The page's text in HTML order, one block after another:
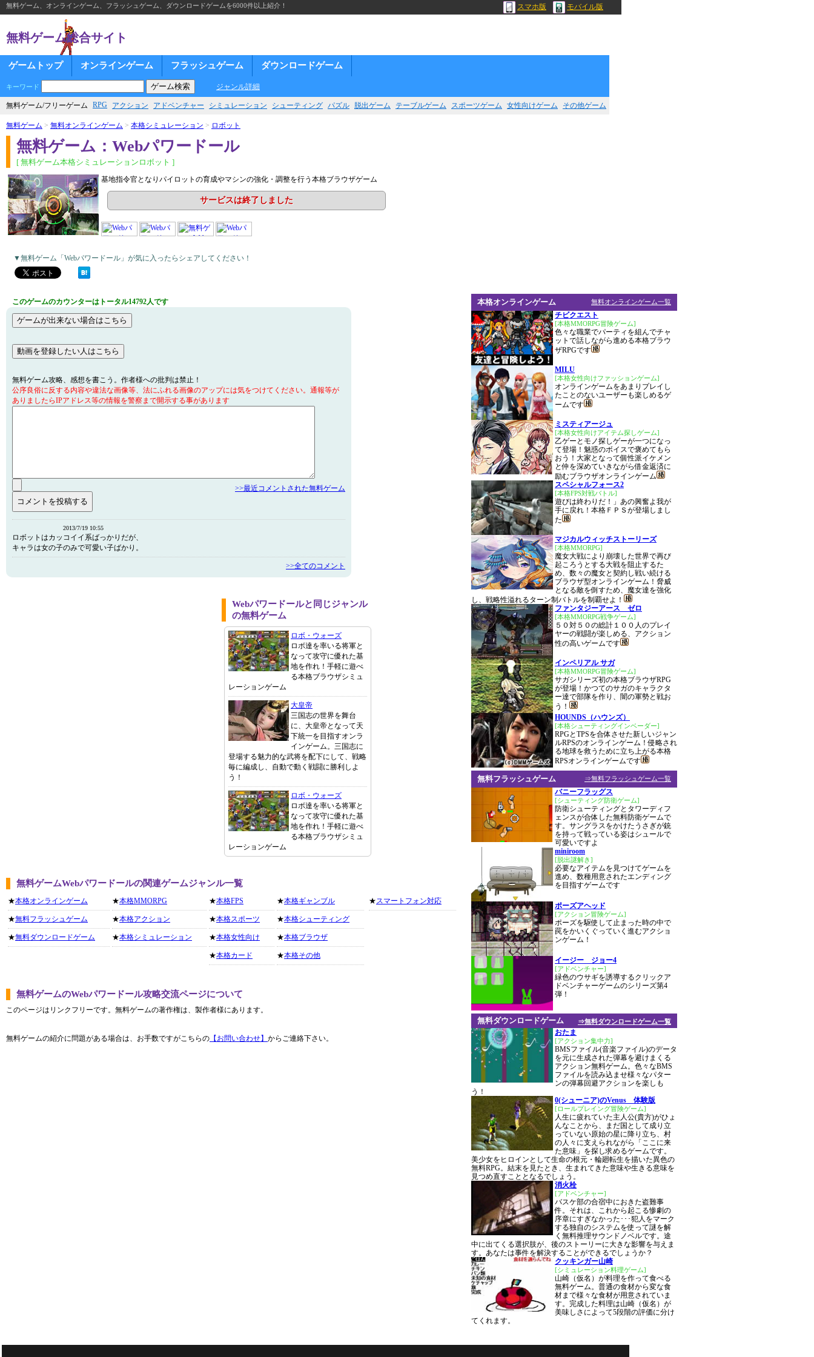
無料ゲーム、オンラインゲーム、フラッシュゲーム、ダウンロードゲームを6000件以上紹介！ スマホ版 モバイル版
無料ゲーム総合サイト
ゲームトップ オンラインゲーム フラッシュゲーム ダウンロードゲーム
キーワード ジャンル詳細
無料ゲーム/フリーゲーム RPG アクション アドベンチャー シミュレーション シューティング パズル 脱出ゲーム テーブルゲーム スポーツゲーム 女性向けゲーム その他ゲーム
無料ゲーム > 無料オンラインゲーム > 本格シミュレーション > ロボット
無料ゲーム：Webパワードール
[ 無料ゲーム本格シミュレーションロボット ]
基地指令官となりパイロットの育成やマシンの強化・調整を行う本格ブラウザゲーム
サービスは終了しました
▼無料ゲーム「Webパワードール」が気に入ったらシェアしてください！
このゲームのカウンターはトータル14792人です
無料ゲーム攻略、感想を書こう。作者様への批判は禁止！
公序良俗に反する内容や違法な画像等、法にふれる画像のアップには気をつけてください。通報等が
ありましたらIPアドレス等の情報を警察まで開示する事があります
>>最近コメントされた無料ゲーム
2013/7/19 10:55
ロボットはカッコイイ系ばっかりだが、
キャラは女の子のみで可愛い子ばかり。
>>全てのコメント
Webパワードールと同じジャンル
の無料ゲーム
ロボ・ウォーズ
ロボ達を率いる将軍と
なって攻守に優れた基
地を作れ！手軽に遊べ
る本格ブラウザシミュ
レーションゲーム
大皇帝
三国志の世界を舞台
に、大皇帝となって天
下統一を目指すオンラ
インゲーム。三国志に
登場する魅力的な武将を配下にして、戦略
毎に編成し、自動で動く戦闘に勝利しよ
う！
ロボ・ウォーズ
ロボ達を率いる将軍と
なって攻守に優れた基
地を作れ！手軽に遊べ
る本格ブラウザシミュ
レーションゲーム
無料ゲームWebパワードールの関連ゲームジャンル一覧
★本格オンラインゲーム
★無料フラッシュゲーム
★無料ダウンロードゲーム
★本格MMORPG
★本格アクション
★本格シミュレーション
★本格FPS
★本格スポーツ
★本格女性向け
★本格カード
★本格ギャンブル
★本格シューティング
★本格ブラウザ
★本格その他
★スマートフォン対応
無料ゲームのWebパワードール攻略交流ページについて
このページはリンクフリーです。無料ゲームの著作権は、製作者様にあります。
無料ゲームの紹介に問題がある場合は、お手数ですがこちらの 【お問い合わせ】 からご連絡下さい。
無料オンラインゲーム一覧
本格オンラインゲーム
チビクエスト
[本格MMORPG冒険ゲーム]
色々な職業でパーティを組んでチャ
ットで話しながら進める本格ブラウ
ザRPGです
MILU
[本格女性向けファッションゲーム]
オンラインゲームをあまりプレイし
たことのないユーザーも楽しめるゲ
ームです
ミスティアージュ
[本格女性向けアイテム探しゲーム]
乙ゲーとモノ探しゲーが一つになっ
て登場！魅惑のボイスで褒めてもら
おう！大家となって個性派イケメン
と仲を深めていきながら借金返済に
励むブラウザオンラインゲーム
スペシャルフォース2
[本格FPS対戦バトル]
遊びは終わりだ！」あの興奮よ我が
手に戻れ！本格ＦＰＳが登場しまし
た
マジカルウィッチストーリーズ
[本格MMORPG]
魔女大戦により崩壊した世界で再び
起ころうとする大戦を阻止するた
め、数々の魔女と契約し戦い続ける
ブラウザ型オンラインゲーム！脅威
となる敵を倒すため、魔女達を強化
し、戦略性溢れるターン制バトルを制覇せよ！
ファンタジーアース ゼロ
[本格MMORPG戦争ゲーム]
５０対５０の総計１００人のプレイ
ヤーの戦闘が楽しめる、アクション
性の高いゲームです
インペリアル サガ
[本格MMORPG冒険ゲーム]
サガシリーズ初の本格ブラウザRPG
が登場！かつてのサガのキャラクタ
ー達で部隊を作り、闇の軍勢と戦お
う！
HOUNDS（ハウンズ）
[本格シューティングインベーダー]
RPGとTPSを合体させた新しいジャン
ルRPSのオンラインゲーム！侵略され
る地球を救うために立ち上がる本格
RPSオンラインゲームです
⇒無料フラッシュゲーム一覧
無料フラッシュゲーム
バニーフラッグス
[シューティング防衛ゲーム]
防衛シューティングとタワーディフ
ェンスが合体した無料防衛ゲームで
す。サングラスをかけたうさぎが銃
を持って戦っている姿はシュールで
可愛いですよ
miniroom
[脱出謎解き]
必要なアイテムを見つけてゲームを
進め、数種用意されたエンディング
を目指すゲームです
ポーズアヘッド
[アクション冒険ゲーム]
ポーズを駆使して止まった時の中で
罠をかいくぐっていく進むアクショ
ンゲーム！
イージー ジョー4
[アドベンチャー]
緑色のウサギを誘導するクリックア
ドベンチャーゲームのシリーズ第4
弾！
⇒無料ダウンロードゲーム一覧
無料ダウンロードゲーム
おたま
[アクション集中力]
BMSファイル(音楽ファイル)のデータ
を元に生成された弾幕を避けまくる
アクション無料ゲーム。色々なBMS
ファイルを読み込ませ様々なパター
ンの弾幕回避アクションを楽しも
う！
0(シューニア)のVenus 体験版
[ロールプレイング冒険ゲーム]
人生に疲れていた主人公(貴方)がひょ
んなことから、まだ国として成り立
っていない原始の星に降り立ち、村
の人々に支えられながら「ここに来
た意味」を探し求めるゲームです。
美少女をヒロインとして生命の根元・輪廻転生を描いた異色の
無料RPG。結末を見たとき、生まれてきた意味や生きる意味を
見つめ直すこととなるでしょう。
消火栓
[アドベンチャー]
バスケ部の合宿中におきた盗難事
件。それは、これから起こる惨劇の
序章にすぎなかった･･･犯人をマーク
する独自のシステムを使って謎を解
く無料推理サウンドノベルです。途
中に出てくる選択肢が、後のストーリーに大きな影響を与えま
す。あなたは事件を解決することができるでしょうか？
クッキンガー山崎
[シミュレーション料理ゲーム]
山崎（仮名）が料理を作って食べる
無料ゲーム。普通の食材から変な食
材まで様々な食材が用意されていま
す。完成した料理は山崎（仮名）が
美味しさによって5段階の評価に分け
てくれます。